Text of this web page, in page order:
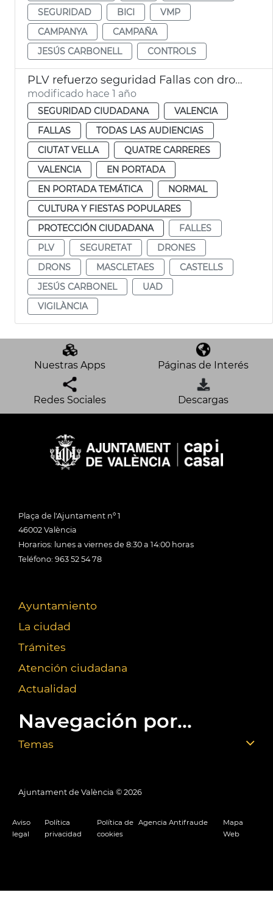
SEGURIDAD
BICI
VMP
CAMPANYA
CAMPAÑA
JESÚS CARBONELL
CONTROLS
PLV refuerzo seguridad Fallas con drones
modificado hace 1 año
SEGURIDAD CIUDADANA
VALENCIA
FALLAS
TODAS LAS AUDIENCIAS
CIUTAT VELLA
QUATRE CARRERES
VALENCIA
EN PORTADA
EN PORTADA TEMÁTICA
NORMAL
CULTURA Y FIESTAS POPULARES
PROTECCIÓN CIUDADANA
FALLES
PLV
SEGURETAT
DRONES
DRONS
MASCLETAES
CASTELLS
JESÚS CARBONEL
UAD
VIGILÀNCIA
Nuestras Apps Páginas de Interés
Redes Sociales Descargas
Plaça de l'Ajuntament nº 1
46002 València
Horarios: lunes a viernes de 8:30 a 14:00 horas
Teléfono: 963 52 54 78
Ayuntamiento
La ciudad
Trámites
Atención ciudadana
Actualidad
Navegación por...
Temas
Ajuntament de València © 2026
Aviso
legal
Política
privacidad
Política de
cookies
Agencia Antifraude
Mapa
Web